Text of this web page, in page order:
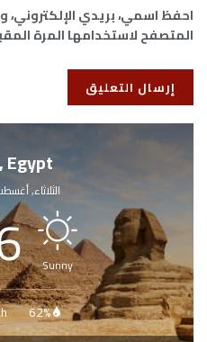
احفظ اسمي، بريدي الإلكتروني،
المتصفح لاستخدامها المرة
Egypt
الثلاثاء, أغسطس 4,
Sunny
62%